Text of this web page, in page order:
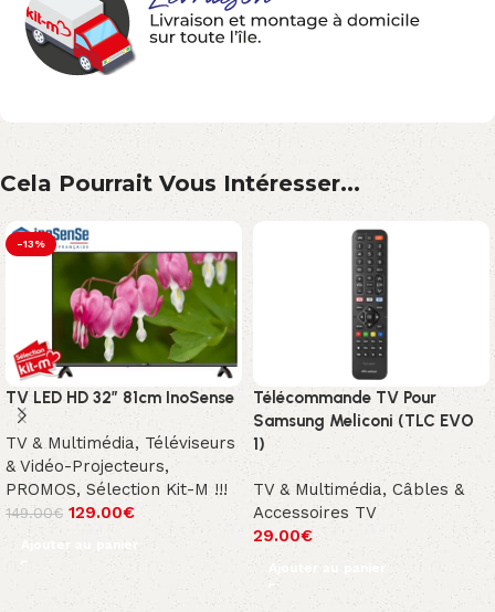
Cela Pourrait Vous Intéresser...
-13%
TV LED HD 32″ 81cm InoSense
TV & Multimédia, Téléviseurs
& Vidéo-Projecteurs,
PROMOS, Sélection Kit-M !!!
149.00€ 129.00€
Ajouter au panier
Télécommande TV Pour
Samsung Meliconi (TLC EVO
1)
TV & Multimédia, Câbles &
Accessoires TV
29.00€
Ajouter au panier